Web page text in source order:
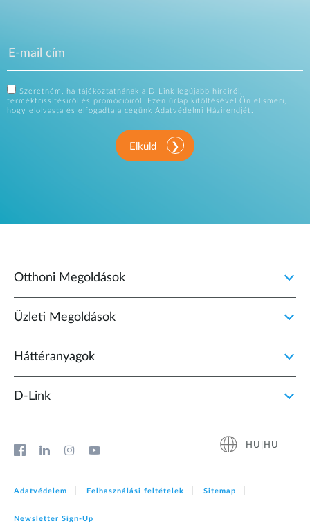
Szeretném, ha tájékoztatnának a D-Link legújabb híreiről,
termékfrissítésiről és promócióiról. Ezen űrlap kitöltésével Ön elismeri,
hogy elolvasta és elfogadta a cégünk Adatvédelmi Házirendjét.
Elküld
Otthoni Megoldások
Üzleti Megoldások
Háttéranyagok
D‑Link
HU|HU
Adatvédelem Felhasználási feltételek Sitemap
Newsletter Sign‑Up